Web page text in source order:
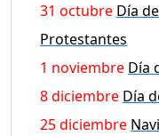
31 octubre Día
Protestantes
1 noviembre Día
8 diciembre Día
25 diciembre